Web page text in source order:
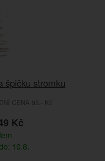
špičku stromku
CENA 95.- Kč
Kč
10.8.